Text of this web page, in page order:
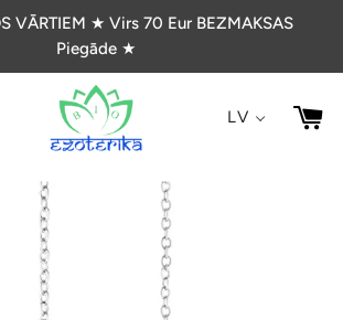
VĀRTIEM ★ Virs 70 Eur BEZMAKSAS
Piegāde ★
LV